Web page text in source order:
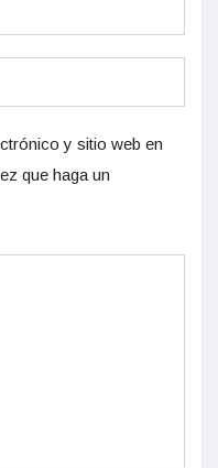
y sitio web en
que haga un